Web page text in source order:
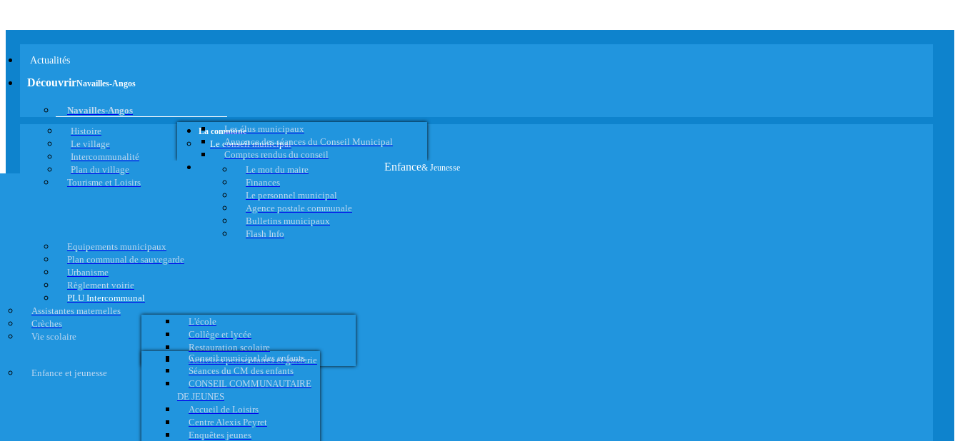
Actualités
DécouvrirNavailles-Angos
Navailles-Angos
Histoire
Le village
Intercommunalité
Plan du village
Tourisme et Loisirs
La commune
Le conseil municipal
Les élus municipaux
Annonce des séances du Conseil Municipal
Comptes rendus du conseil
Le mot du maire
Finances
Le personnel municipal
Agence postale communale
Bulletins municipaux
Flash Info
Equipements municipaux
Plan communal de sauvegarde
Urbanisme
Règlement voirie
PLU Intercommunal
Enfance& Jeunesse
Assistantes maternelles
Crèches
Vie scolaire
L'école
Collège et lycée
Restauration scolaire
Activités périscolaires et garderie
Enfance et jeunesse
Conseil municipal des enfants
Séances du CM des enfants
CONSEIL COMMUNAUTAIRE
DE JEUNES
Accueil de Loisirs
Centre Alexis Peyret
Enquêtes jeunes